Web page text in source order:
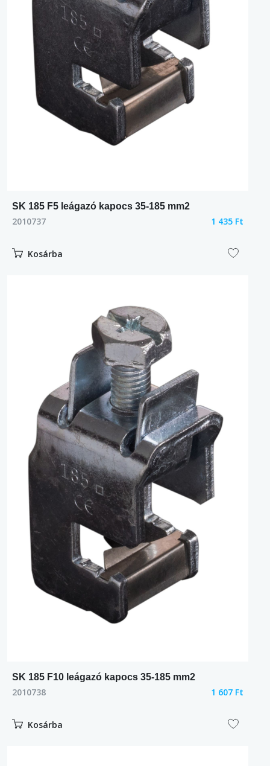
SK 185 F5 leágazó kapocs 35-185 mm2
2010737 1 435 Ft
Kosárba
SK 185 F10 leágazó kapocs 35-185 mm2
2010738 1 607 Ft
Kosárba